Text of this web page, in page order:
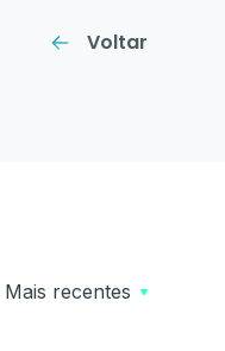
Voltar
Mais recentes